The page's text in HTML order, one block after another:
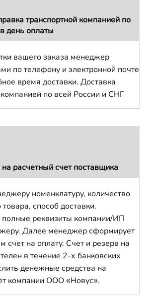
транспортной компанией по
день оплаты
вашего заказа менеджер
по телефону и электронной почте
время доставки. Доставка
по всей России и СНГ
расчетный счет поставщика
номенклатуру, количество
способ доставки.
полные реквизиты компании/ИП
Далее менеджер сформирует
счет на оплату. Счет и резерв на
в течение 2-х банковских
денежные средства на
компании ООО «Новус».